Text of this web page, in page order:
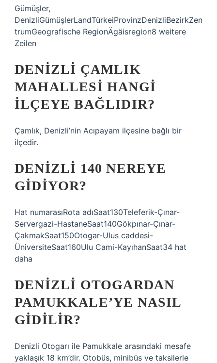
Gümüşler,
DenizliGümüşlerLandTürkeiProvinzDenizliBezirkZen
trumGeografische RegionÄgäisregion8 weitere
Zeilen
DENIZLI ÇAMLIK
MAHALLESI HANGI
ILÇEYE BAĞLIDIR?
Çamlık, Denizli’nin Acıpayam ilçesine bağlı bir
ilçedir.
DENIZLI 140 NEREYE
GIDIYOR?
Hat numarasıRota adıSaat130Teleferik-Çınar-
Servergazi-HastaneSaat140Gökpınar-Çınar-
ÇakmakSaat150Otogar-Ulus caddesi-
ÜniversiteSaat160Ulu Cami-KayıhanSaat34 hat
daha
DENIZLI OTOGARDAN
PAMUKKALE’YE NASIL
GIDILIR?
Denizli Otogarı ile Pamukkale arasındaki mesafe
yaklaşık 18 km’dir. Otobüs, minibüs ve taksilerle